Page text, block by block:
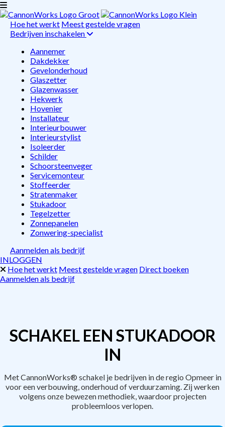
Hoe het werkt Meest gestelde vragen
Bedrijven inschakelen
Aannemer
Dakdekker
Gevelonderhoud
Glaszetter
Glazenwasser
Hekwerk
Hovenier
Installateur
Interieurbouwer
Interieurstylist
Isoleerder
Schilder
Schoorsteenveger
Servicemonteur
Stoffeerder
Stratenmaker
Stukadoor
Tegelzetter
Zonnepanelen
Zonwering-specialist
Aanmelden als bedrijf
INLOGGEN
Hoe het werkt Meest gestelde vragen Direct boeken
Aanmelden als bedrijf
SCHAKEL EEN STUKADOOR
IN
Met CannonWorks® schakel je bedrijven in de regio Opmeer in
voor een verbouwing, onderhoud of verduurzaming. Zij werken
volgens onze bewezen methodiek, waardoor projecten
probleemloos verlopen.